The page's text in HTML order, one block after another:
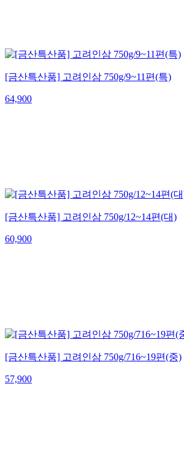
[금산특산품] 고려인삼 750g/9~11편(특)
64,900
[금산특산품] 고려인삼 750g/12~14편(대)
60,900
[금산특산품] 고려인삼 750g/716~19편(중)
57,900